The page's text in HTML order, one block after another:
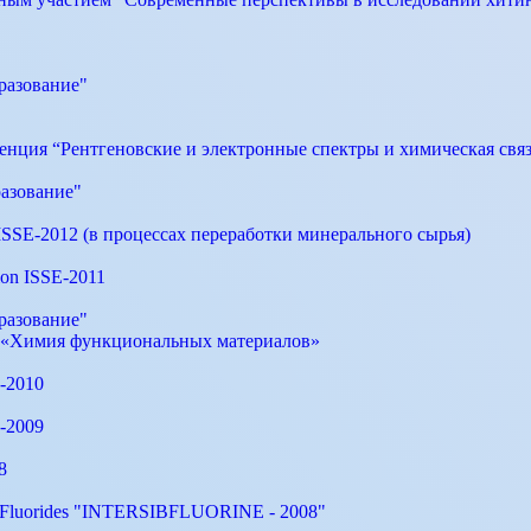
“Рентгеновские и электронные спектры и химическая
2012 (в процессах переработки минерального сырья)
ISSE-2011
функциональных материалов»
2010
2009
"INTERSIBFLUORINE - 2008"